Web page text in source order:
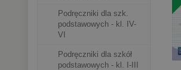
Podręczniki dla szk.
podstawowych - kl. IV-
VI
Podręczniki dla szkół
podstawowych - kl. I-III